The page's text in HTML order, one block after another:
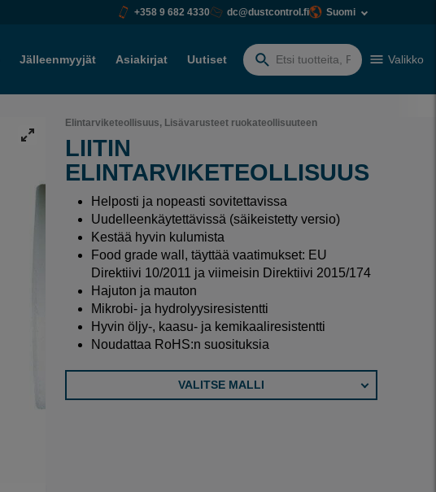
+358 9 682 4330 dc@dustcontrol.fi Suomi
Jälleenmyyjät Asiakirjat Uutiset
Etsiä:
Valikko
Elintarviketeollisuus, Lisävarusteet ruokateollisuuteen
LIITIN
ELINTARVIKETEOLLISUUS
Helposti ja nopeasti sovitettavissa
Uudelleenkäytettävissä (säikeistetty versio)
Kestää hyvin kulumista
Food grade wall, täyttää vaatimukset: EU
Direktiivi 10/2011 ja viimeisin Direktiivi 2015/174
Hajuton ja mauton
Mikrobi- ja hydrolyysiresistentti
Hyvin öljy-, kaasu- ja kemikaaliresistentti
Noudattaa RoHS:n suosituksia
VALITSE MALLI